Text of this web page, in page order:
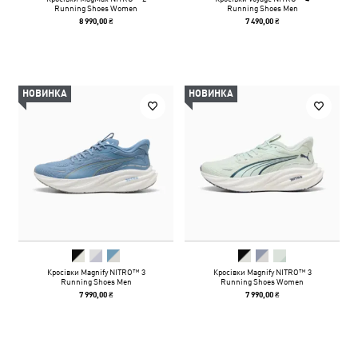
Running Shoes Women
8 990,00 ₴
Running Shoes Men
7 490,00 ₴
НОВИНКА
Кросівки Magnify NITRO™ 3
Running Shoes Men
7 990,00 ₴
НОВИНКА
Кросівки Magnify NITRO™ 3
Running Shoes Women
7 990,00 ₴